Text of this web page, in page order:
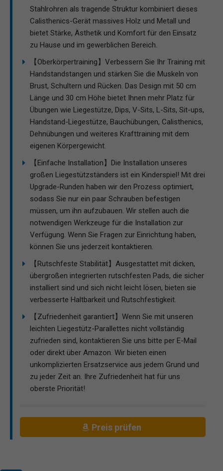
Stahlrohren als tragende Struktur kombiniert dieses
Calisthenics-Gerät massives Holz und Metall und
bietet Stärke, Ästhetik und Komfort für den Einsatz
zu Hause und im gewerblichen Bereich.
【Oberkörpertraining】Verbessern Sie Ihr Training mit
Handstandstangen und stärken Sie die Muskeln von
Brust, Schultern und Rücken. Das Design mit 50 cm
Länge und 30 cm Höhe bietet Ihnen mehr Platz für
Übungen wie Liegestütze, Dips, V-Sits, L-Sits, Sit-ups,
Handstand-Liegestütze, Bauchübungen, Calisthenics,
Dehnübungen und weiteres Krafttraining mit dem
eigenen Körpergewicht.
【Einfache Installation】Die Installation unseres
großen Liegestützständers ist ein Kinderspiel! Mit drei
Upgrade-Runden haben wir den Prozess optimiert,
sodass Sie nur ein paar Schrauben befestigen
müssen, um ihn aufzubauen. Wir stellen auch die
notwendigen Werkzeuge für die Installation zur
Verfügung. Wenn Sie Fragen zur Einrichtung haben,
können Sie uns jederzeit kontaktieren.
【Rutschfeste Stabilität】Ausgestattet mit dicken,
übergroßen integrierten rutschfesten Pads, die sicher
installiert sind und sich nicht leicht lösen, bieten sie
verbesserte Haltbarkeit und Rutschfestigkeit.
【Zufriedenheit garantiert】Wenn Sie mit unseren
leichten Liegestütz-Parallettes nicht vollständig
zufrieden sind, kontaktieren Sie uns bitte per E-Mail
oder direkt über Amazon. Wir bieten einen
unkomplizierten Ersatzservice aus jedem Grund und
zu jeder Zeit an. Ihre Zufriedenheit hat für uns
oberste Priorität!
Preis prüfen